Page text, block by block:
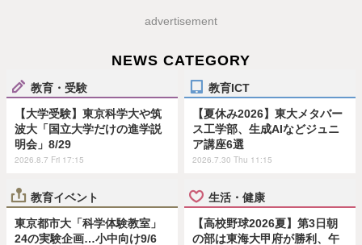
advertisement
NEWS CATEGORY
教育・受験
【大学受験】東京科学大や筑
波大「国立大学だけの進学説
明会」8/29
2026.8.7 Fri 17:15
教育ICT
【夏休み2026】東大メタバー
ス工学部、生成AIなどジュニ
ア講座6選
2026.7.30 Thu 11:15
教育イベント
東京都市大「科学体験教室」
24の実験企画…小中向け9/6
生活・健康
【高校野球2026夏】第3日朝
の部は東海大甲府が勝利、午